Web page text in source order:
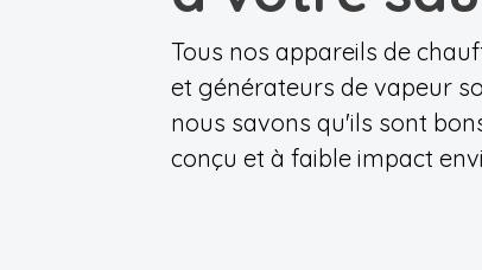
Tous nos appareils de
et générateurs de vapeur
nous savons qu'ils sont
conçu et à faible impact